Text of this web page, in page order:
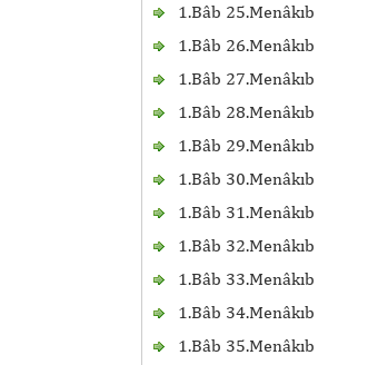
1.Bâb 25.Menâkıb
1.Bâb 26.Menâkıb
1.Bâb 27.Menâkıb
1.Bâb 28.Menâkıb
1.Bâb 29.Menâkıb
1.Bâb 30.Menâkıb
1.Bâb 31.Menâkıb
1.Bâb 32.Menâkıb
1.Bâb 33.Menâkıb
1.Bâb 34.Menâkıb
1.Bâb 35.Menâkıb